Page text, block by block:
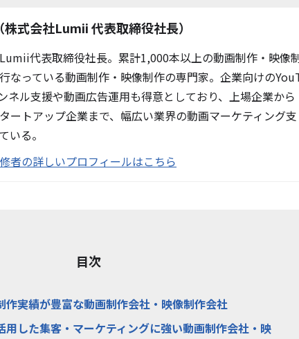
（株式会社Lumii 代表取締役社長）
代表取締役社長。累計1,000本以上の動画制作・映像
なっている動画制作・映像制作の専門家。企業向けの
ネル支援や動画広告運用も得意としており、上場企業から
ートアップ企業まで、幅広い業界の動画マーケティング支
いる。
者の詳しいプロフィールはこちら
目次
実績が豊富な動画制作会社・映像制作会社
した集客・マーケティングに強い動画制作会社・映